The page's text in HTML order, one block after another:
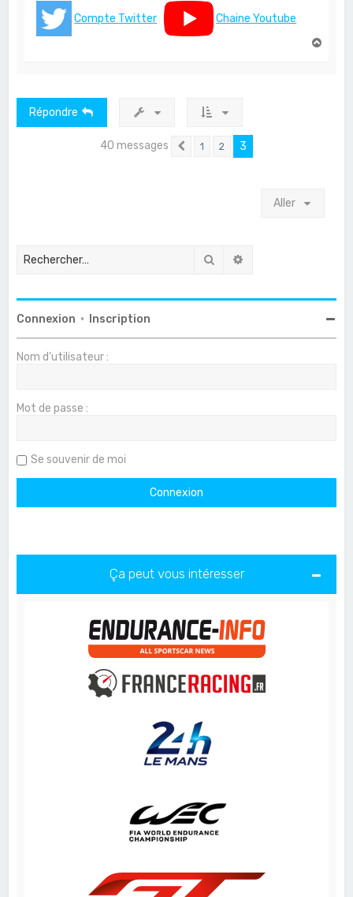
Compte Twitter
Chaine Youtube
Répondre
40 messages Précédent
1 2 3
Aller
Rechercher
Connexion • Inscription
Nom d’utilisateur :
Mot de passe :
Se souvenir de moi
Ça peut vous intéresser